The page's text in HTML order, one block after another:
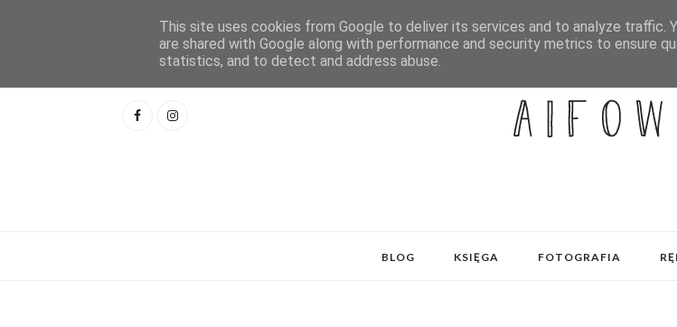
BLOG KSIĘGA FOTOGRAFIA
This site uses cookies from Google to deliver its services and to analyze traffic.
are shared with Google along with performance and security metrics to ensure
statistics, and to detect and address abuse.